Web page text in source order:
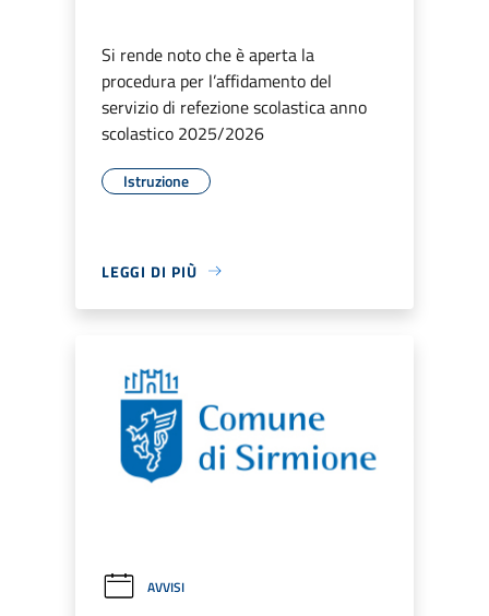
Si rende noto che è aperta la
procedura per l’affidamento del
servizio di refezione scolastica anno
scolastico 2025/2026
Istruzione
LEGGI DI PIÙ
AVVISI